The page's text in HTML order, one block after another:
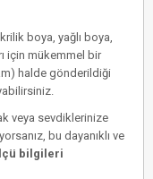
boya, yağlı boya,
için mükemmel bir
halde gönderildiği
veya sevdiklerinize
bu dayanıklı ve
bilgileri